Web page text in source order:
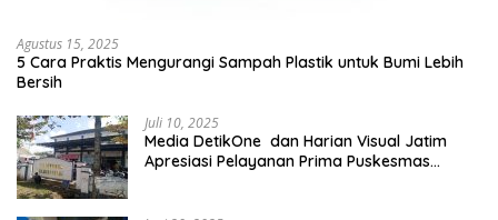
Agustus 15, 2025
5 Cara Praktis Mengurangi Sampah Plastik untuk Bumi Lebih
Bersih
Juli 10, 2025
Media DetikOne dan Harian Visual Jatim
Apresiasi Pelayanan Prima Puskesmas